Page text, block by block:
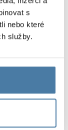
s
nebo které
služby.
do
Ponadto
grafikę
mebli, które